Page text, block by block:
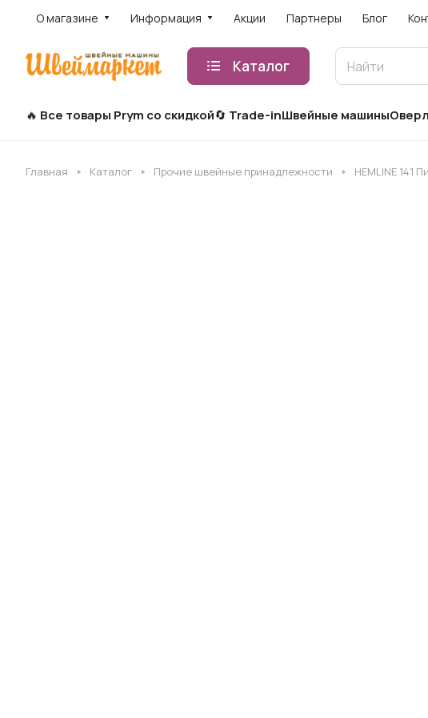
О магазине Информация Акции Партнеры Блог
Каталог
Все товары Prym со скидкой Trade-inШвейные машины
Главная Каталог Прочие швейные принадлежности HEMLINE 141